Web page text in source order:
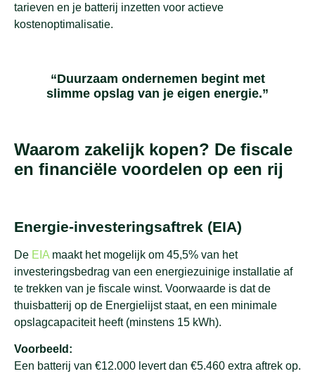
tarieven en je batterij inzetten voor actieve
kostenoptimalisatie.
“Duurzaam ondernemen begint met
slimme opslag van je eigen energie.”
Waarom zakelijk kopen? De fiscale
en financiële voordelen op een rij
Energie-investeringsaftrek (EIA)
De EIA maakt het mogelijk om 45,5% van het
investeringsbedrag van een energiezuinige installatie af
te trekken van je fiscale winst. Voorwaarde is dat de
thuisbatterij op de Energielijst staat, en een minimale
opslagcapaciteit heeft (minstens 15 kWh).
Voorbeeld:
Een batterij van €12.000 levert dan €5.460 extra aftrek op.